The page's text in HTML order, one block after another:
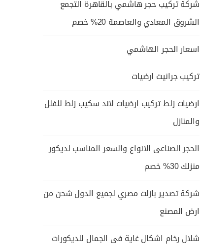
شركة تركيب حجر هاشمي بالقاهرة التجمع
الشروق المعادي والعاصمة 20% خصم
اسعار الحجر الهاشمي
تركيب جرانيت ارضيات
ارضيات زلط تركيب ارضيات لاند سكيب زلط للفلل
والمنازل
الحجر الصناعى الانواع والسعر المناسب لديكور
منزلك 30% خصم
شركة تصدير بازلت مصري لجميع الدول شحن من
ارض المصنع
شلال رخام اشكال غاية فى الجمال للديكورات